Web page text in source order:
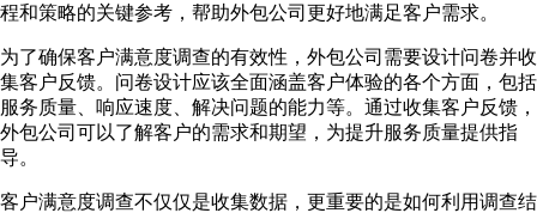
程和策略的关键参考，帮助外包公司更好地满足客户需求。
为了确保客户满意度调查的有效性，外包公司需要设计问卷并收
集客户反馈。问卷设计应该全面涵盖客户体验的各个方面，包括
服务质量、响应速度、解决问题的能力等。通过收集客户反馈，
外包公司可以了解客户的需求和期望，为提升服务质量提供指
导。
客户满意度调查不仅仅是收集数据，更重要的是如何利用调查结